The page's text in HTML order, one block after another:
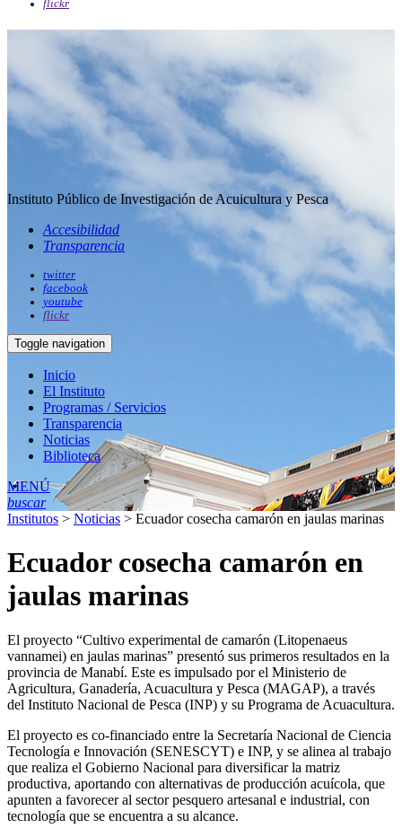
flickr
Instituto Público de Investigación de Acuicultura y Pesca
Accesibilidad
Transparencia
twitter
facebook
youtube
flickr
Toggle navigation
Inicio
El Instituto
Programas / Servicios
Transparencia
Noticias
Biblioteca
MENÚ
buscar
Institutos > Noticias > Ecuador cosecha camarón en jaulas marinas
Ecuador cosecha camarón en
jaulas marinas
El proyecto “Cultivo experimental de camarón (Litopenaeus
vannamei) en jaulas marinas” presentó sus primeros resultados en la
provincia de Manabí. Este es impulsado por el Ministerio de
Agricultura, Ganadería, Acuacultura y Pesca (MAGAP), a través
del Instituto Nacional de Pesca (INP) y su Programa de Acuacultura.
El proyecto es co-financiado entre la Secretaría Nacional de Ciencia
Tecnología e Innovación (SENESCYT) e INP, y se alinea al trabajo
que realiza el Gobierno Nacional para diversificar la matriz
productiva, aportando con alternativas de producción acuícola, que
apunten a favorecer al sector pesquero artesanal e industrial, con
tecnología que se encuentra a su alcance.